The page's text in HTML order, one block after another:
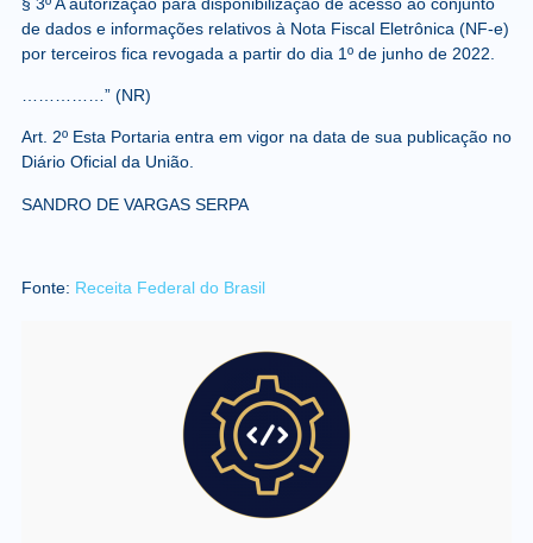
de dados e informações relativos à Nota Fiscal Eletrônica (NF-e)
por terceiros fica revogada a partir do dia 1º de junho de 2022.
……………” (NR)
Art. 2º Esta Portaria entra em vigor na data de sua publicação no
Diário Oficial da União.
SANDRO DE VARGAS SERPA
Fonte: Receita Federal do Brasil